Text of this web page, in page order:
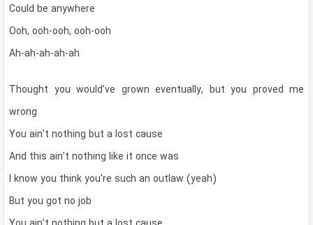
Could be anywhere
Ooh, ooh-ooh, ooh-ooh
Ah-ah-ah-ah-ah
Thought you would’ve grown eventually, but you proved me
wrong
You ain’t nothing but a lost cause
And this ain’t nothing like it once was
I know you think you’re such an outlaw (yeah)
But you got no job